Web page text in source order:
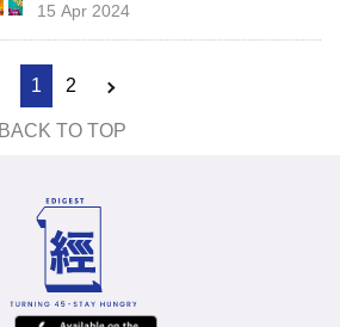
15 Apr 2024
1 2
BACK TO TOP